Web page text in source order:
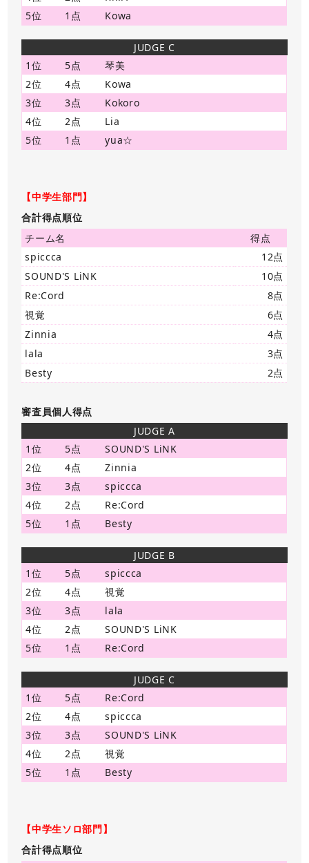
5位
1点 Kowa
JUDGE C
1位
5点
琴美
2位
4点
Kowa
3位
3点
Kokoro
4位
2点
Lia
5位
1点 yua☆
【中学生部門】
合計得点順位
チーム名
得点
spiccca
12点
SOUND'S LiNK
10点
Re:Cord
8点
視覚
6点
Zinnia
4点
lala
3点
Besty
2点
審査員個人得点
JUDGE A
1位
5点
SOUND'S LiNK
2位
4点
Zinnia
3位
3点
spiccca
4位
2点
Re:Cord
5位
1点 Besty
JUDGE B
1位
5点
spiccca
2位
4点
視覚
3位
3点
lala
4位
2点
SOUND'S LiNK
5位
1点 Re:Cord
JUDGE C
1位
5点
Re:Cord
2位
4点
spiccca
3位
3点
SOUND'S LiNK
4位
2点
視覚
5位
1点 Besty
【中学生ソロ部門】
合計得点順位